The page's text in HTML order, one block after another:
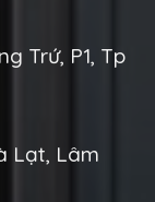
Trứ, P1, Tp
Lạt, Lâm